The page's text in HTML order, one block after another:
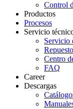
Control
Productos
Procesos
Servicio
Servicio
Centro
FAQ
Career
Descargas